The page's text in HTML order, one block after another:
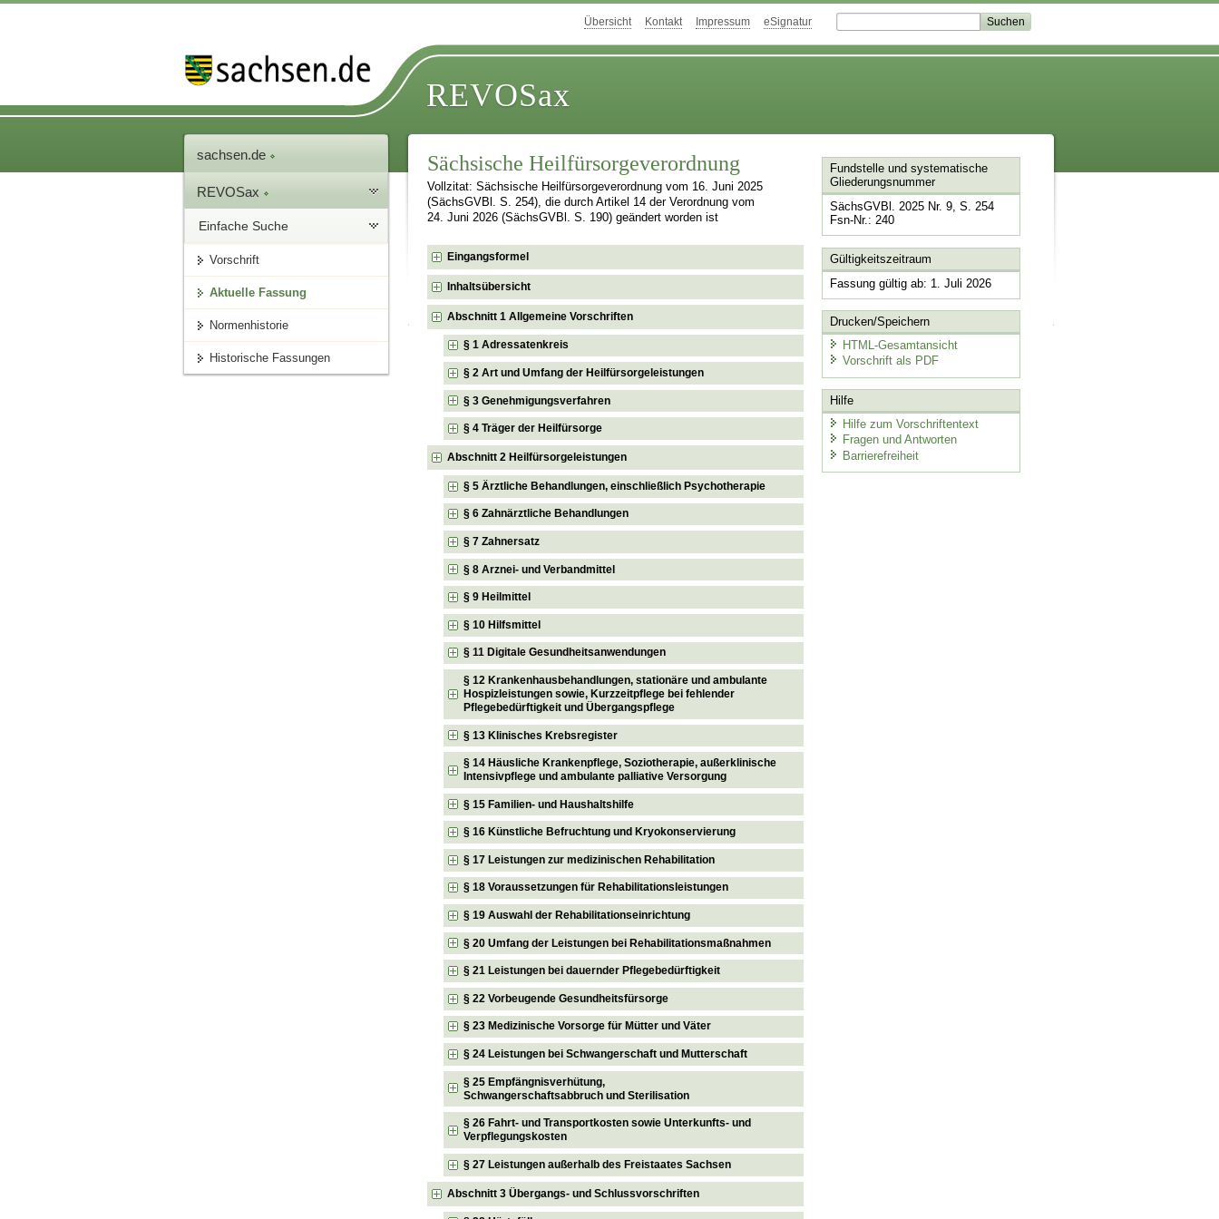
Übersicht Kontakt Impressum eSignatur
REVOSax
sachsen.de
REVOSax
Einfache Suche
Vorschrift
Aktuelle Fassung
Normenhistorie
Historische Fassungen
Sächsische Heilfürsorgeverordnung
Vollzitat: Sächsische Heilfürsorgeverordnung vom 16. Juni 2025
(SächsGVBl. S. 254), die durch Artikel 14 der Verordnung vom
24. Juni 2026 (SächsGVBl. S. 190) geändert worden ist
Eingangsformel
Inhaltsübersicht
Abschnitt 1 Allgemeine Vorschriften
§ 1 Adressatenkreis
§ 2 Art und Umfang der Heilfürsorgeleistungen
§ 3 Genehmigungsverfahren
§ 4 Träger der Heilfürsorge
Abschnitt 2 Heilfürsorgeleistungen
§ 5 Ärztliche Behandlungen, einschließlich Psychotherapie
§ 6 Zahnärztliche Behandlungen
§ 7 Zahnersatz
§ 8 Arznei- und Verbandmittel
§ 9 Heilmittel
§ 10 Hilfsmittel
§ 11 Digitale Gesundheitsanwendungen
§ 12 Krankenhausbehandlungen, stationäre und ambulante
Hospizleistungen sowie, Kurzzeitpflege bei fehlender
Pflegebedürftigkeit und Übergangspflege
§ 13 Klinisches Krebsregister
§ 14 Häusliche Krankenpflege, Soziotherapie, außerklinische
Intensivpflege und ambulante palliative Versorgung
§ 15 Familien- und Haushaltshilfe
§ 16 Künstliche Befruchtung und Kryokonservierung
§ 17 Leistungen zur medizinischen Rehabilitation
§ 18 Voraussetzungen für Rehabilitationsleistungen
§ 19 Auswahl der Rehabilitationseinrichtung
§ 20 Umfang der Leistungen bei Rehabilitationsmaßnahmen
§ 21 Leistungen bei dauernder Pflegebedürftigkeit
§ 22 Vorbeugende Gesundheitsfürsorge
§ 23 Medizinische Vorsorge für Mütter und Väter
§ 24 Leistungen bei Schwangerschaft und Mutterschaft
§ 25 Empfängnisverhütung,
Schwangerschaftsabbruch und Sterilisation
§ 26 Fahrt- und Transportkosten sowie Unterkunfts- und
Verpflegungskosten
§ 27 Leistungen außerhalb des Freistaates Sachsen
Abschnitt 3 Übergangs- und Schlussvorschriften
Fundstelle und systematische
Gliederungsnummer
SächsGVBl. 2025 Nr. 9, S. 254
Fsn-Nr.: 240
Gültigkeitszeitraum
Fassung gültig ab: 1. Juli 2026
Drucken/Speichern
HTML-Gesamtansicht
Vorschrift als PDF
Hilfe
Hilfe zum Vorschriftentext
Fragen und Antworten
Barrierefreiheit